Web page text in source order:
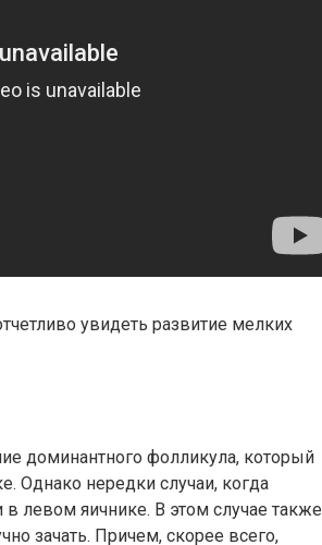
увидеть развитие мелких
доминантного фолликула, который
Однако нередки случаи, когда
левом яичнике. В этом случае также
зачать. Причем, скорее всего,